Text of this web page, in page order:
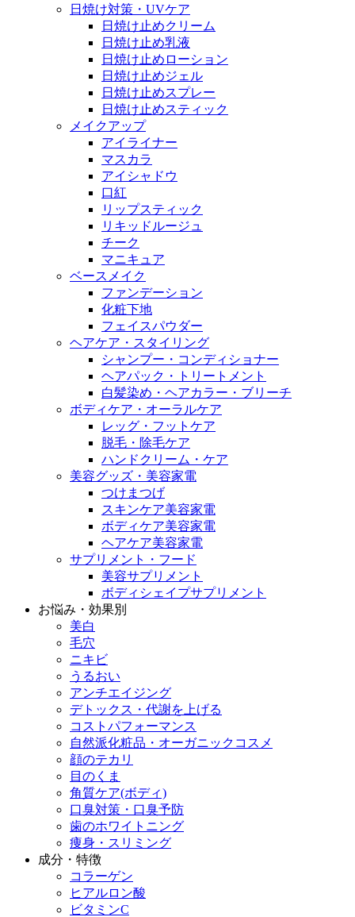
日焼け対策・UVケア
日焼け止めクリーム
日焼け止め乳液
日焼け止めローション
日焼け止めジェル
日焼け止めスプレー
日焼け止めスティック
メイクアップ
アイライナー
マスカラ
アイシャドウ
口紅
リップスティック
リキッドルージュ
チーク
マニキュア
ベースメイク
ファンデーション
化粧下地
フェイスパウダー
ヘアケア・スタイリング
シャンプー・コンディショナー
ヘアパック・トリートメント
白髪染め・ヘアカラー・ブリーチ
ボディケア・オーラルケア
レッグ・フットケア
脱毛・除毛ケア
ハンドクリーム・ケア
美容グッズ・美容家電
つけまつげ
スキンケア美容家電
ボディケア美容家電
ヘアケア美容家電
サプリメント・フード
美容サプリメント
ボディシェイプサプリメント
お悩み・効果別
美白
毛穴
ニキビ
うるおい
アンチエイジング
デトックス・代謝を上げる
コストパフォーマンス
自然派化粧品・オーガニックコスメ
顔のテカリ
目のくま
角質ケア(ボディ)
口臭対策・口臭予防
歯のホワイトニング
痩身・スリミング
成分・特徴
コラーゲン
ヒアルロン酸
ビタミンC